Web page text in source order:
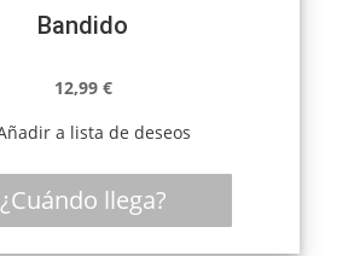
Bandido
12,99 €
a lista de deseos
¿Cuándo llega?